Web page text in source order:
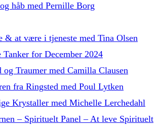
håb med Pernille Borg
& at være i tjeneste med Tina Olsen
for December 2024
Traumer med Camilla Clausen
fra Ringsted med Poul Lytken
Krystaller med Michelle Lerchedahl
– Spirituelt Panel – At leve Spirituelt